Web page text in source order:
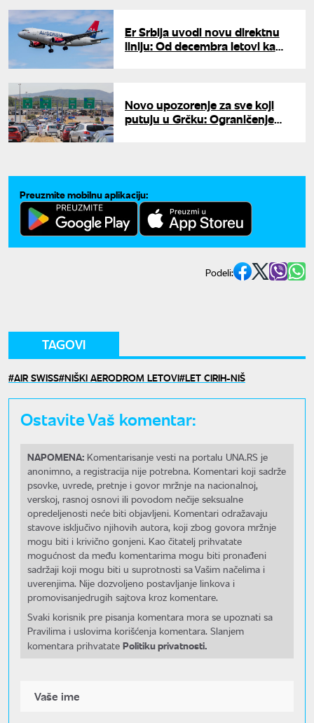
Er Srbija uvodi novu direktnu
liniju: Od decembra letovi ka
Novo upozorenje za sve koji
putuju u Grčku: Ograničenje
Preuzmite mobilnu aplikaciju:
Podeli:
TAGOVI
AIR SWISS NIŠKI AERODROM LETOVI LET CIRIH-NIŠ
Ostavite Vaš komentar:
NAPOMENA: Komentarisanje vesti na portalu UNA.RS je
anonimno, a registracija nije potrebna. Komentari koji sadrže
psovke, uvrede, pretnje i govor mržnje na nacionalnoj,
verskoj, rasnoj osnovi ili povodom nečije seksualne
opredeljenosti neće biti objavljeni. Komentari odražavaju
stavove isključivo njihovih autora, koji zbog govora mržnje
mogu biti i krivično gonjeni. Kao čitatelj prihvatate
mogućnost da među komentarima mogu biti pronađeni
sadržaji koji mogu biti u suprotnosti sa Vašim načelima i
uverenjima. Nije dozvoljeno postavljanje linkova i
promovisanjedrugih sajtova kroz komentare.
Svaki korisnik pre pisanja komentara mora se upoznati sa
Pravilima i uslovima korišćenja komentara. Slanjem
komentara prihvatate Politiku privatnosti.